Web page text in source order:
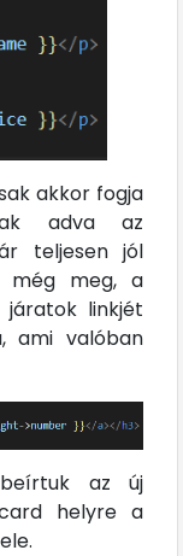
akkor fogja
adva az
teljesen jól
még meg, a
járatok linkjét
ami valóban
az új
helyre a